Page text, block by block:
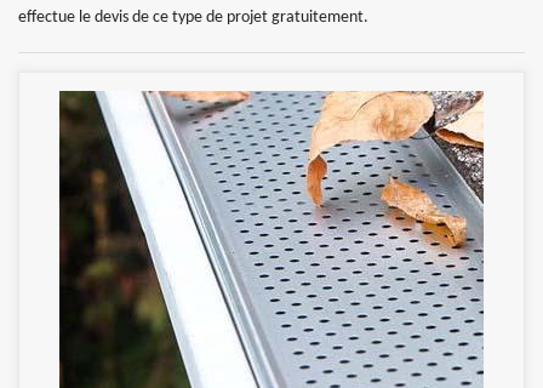
effectue le devis de ce type de projet gratuitement.